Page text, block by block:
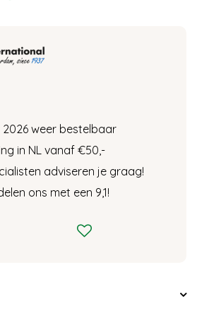
weer bestelbaar
in NL vanaf €50,-
adviseren je graag!
ons met een 9,1!